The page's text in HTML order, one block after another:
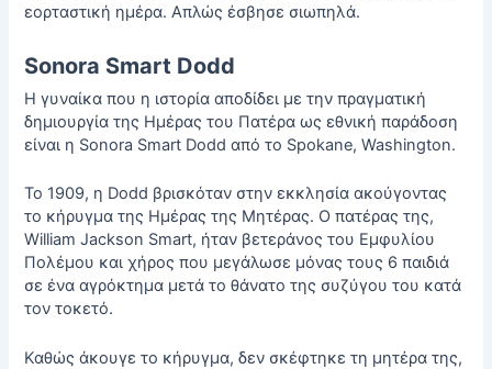
εορταστική ημέρα. Απλώς έσβησε σιωπηλά.
Sonora Smart Dodd
Η γυναίκα που η ιστορία αποδίδει με την πραγματική
δημιουργία της Ημέρας του Πατέρα ως εθνική παράδοση
είναι η Sonora Smart Dodd από το Spokane, Washington.
Το 1909, η Dodd βρισκόταν στην εκκλησία ακούγοντας
το κήρυγμα της Ημέρας της Μητέρας. Ο πατέρας της,
William Jackson Smart, ήταν βετεράνος του Εμφυλίου
Πολέμου και χήρος που μεγάλωσε μόνας τους 6 παιδιά
σε ένα αγρόκτημα μετά το θάνατο της συζύγου του κατά
τον τοκετό.
Καθώς άκουγε το κήρυγμα, δεν σκέφτηκε τη μητέρα της,